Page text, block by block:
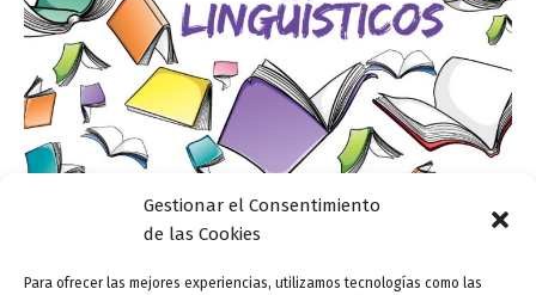
Gestionar el Consentimiento
de las Cookies
Para ofrecer las mejores experiencias, utilizamos tecnologías como las
Refrescos lingüísticos
Absorber y adsorber